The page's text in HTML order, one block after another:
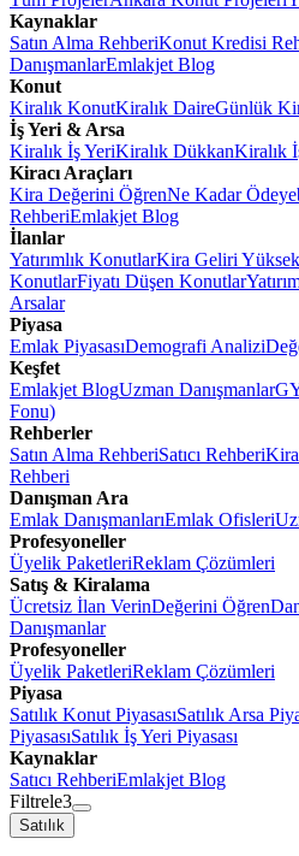
Kaynaklar
Satın Alma RehberiKonut Kredisi
DanışmanlarEmlakjet Blog
Konut
Kiralık KonutKiralık DaireGünlük
İş Yeri & Arsa
Kiralık İş YeriKiralık DükkanKiralık
Kiracı Araçları
Kira Değerini ÖğrenNe Kadar
RehberiEmlakjet Blog
İlanlar
Yatırımlık KonutlarKira Geliri
KonutlarFiyatı Düşen Konutlar
Arsalar
Piyasa
Emlak PiyasasıDemografi Analizi
Keşfet
Emlakjet BlogUzman Danışmanlar
Fonu)
Rehberler
Satın Alma RehberiSatıcı Rehberi
Rehberi
Danışman Ara
Emlak DanışmanlarıEmlak Ofisleri
Profesyoneller
Üyelik PaketleriReklam Çözümleri
Satış & Kiralama
Ücretsiz İlan VerinDeğerini Öğren
Danışmanlar
Profesyoneller
Üyelik PaketleriReklam Çözümleri
Piyasa
Satılık Konut PiyasasıSatılık Arsa
PiyasasıSatılık İş Yeri Piyasası
Kaynaklar
Satıcı RehberiEmlakjet Blog
Filtrele3
Satılık